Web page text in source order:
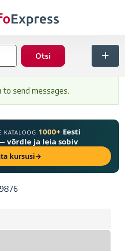
to send messages.
KATALOOG 1000+ Eesti
võrdle ja leia sobiv
kursusi→